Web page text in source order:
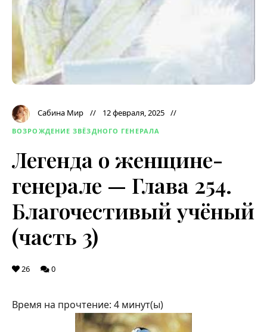
Сабина Мир 12 февраля, 2025
ВОЗРОЖДЕНИЕ ЗВЁЗДНОГО ГЕНЕРАЛА
Легенда о женщине-
генерале — Глава 254.
Благочестивый учёный
(часть 3)
26 0
Время на прочтение: 4 минут(ы)